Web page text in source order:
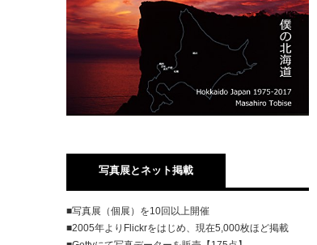
写真展とネット掲載
■写真展（個展）を10回以上開催
■2005年よりFlickrをはじめ、現在5,000枚ほど掲載